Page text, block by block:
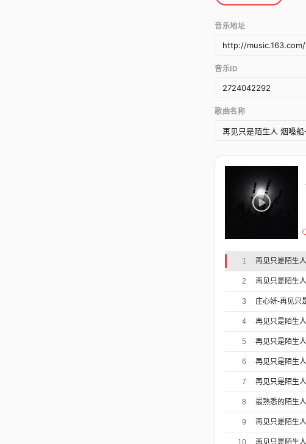
音乐地址
音乐ID
歌曲名称
1 再见只是陌生
2 再见只是陌生人
3 庄心妍-再见只
4 再见只是陌生人
5 再见只是陌生
6 再见只是陌生人
7 再见只是陌生人
8 最熟悉的陌生人
9 再见只是陌生
10 再见只是陌生人